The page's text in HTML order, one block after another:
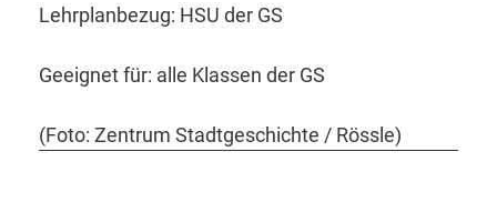
Lehrplanbezug: HSU der GS
Geeignet für: alle Klassen der GS
(Foto: Zentrum Stadtgeschichte / Rössle)